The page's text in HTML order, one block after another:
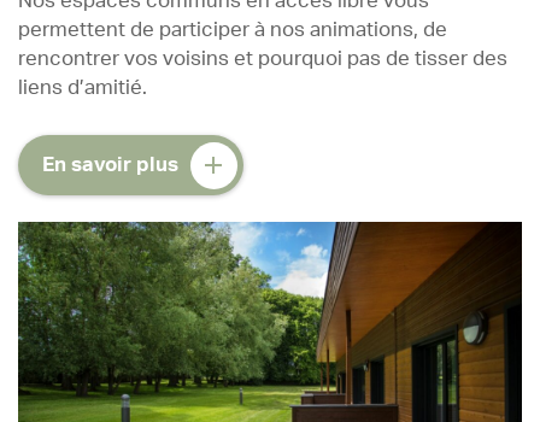
permettent de participer à nos animations, de
rencontrer vos voisins et pourquoi pas de tisser des
liens d’amitié.
En savoir plus